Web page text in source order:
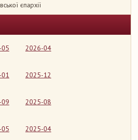
єпархії
2026-04
2025-12
2025-08
2025-04